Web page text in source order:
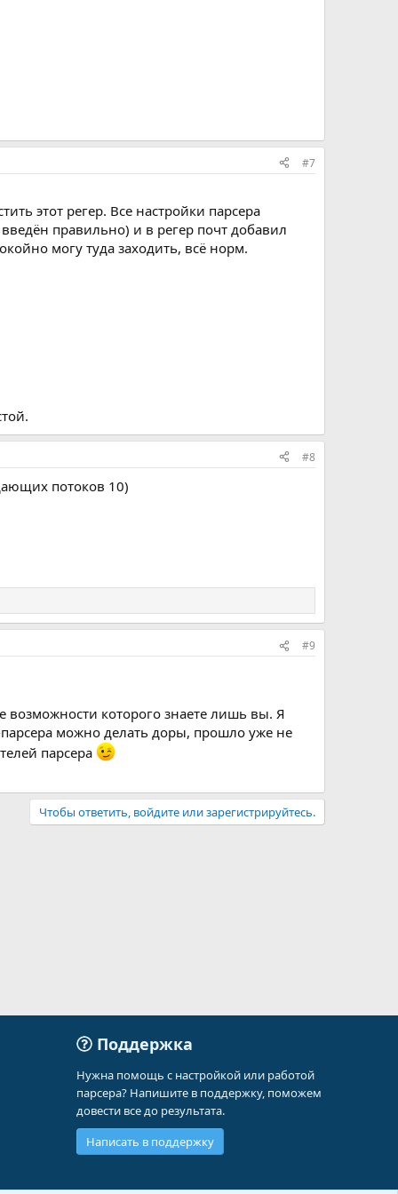
#7
этот регер. Все настройки парсера
правильно) и в регер почт добавил
могу туда заходить, всё норм.
#8
потоков 10)
#9
возможности которого знаете лишь вы. Я
можно делать доры, прошло уже не
парсера
Чтобы ответить, войдите или зарегистрируйтесь.
Поддержка
Нужна помощь с настройкой или работой
парсера? Напишите в поддержку, поможем
довести все до результата.
Написать в поддержку